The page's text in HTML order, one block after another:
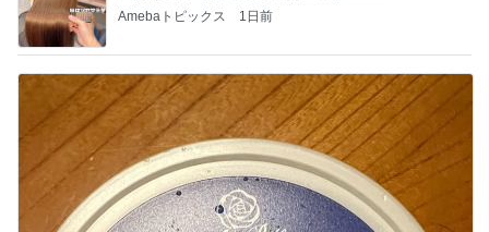
Amebaトピックス 1日前